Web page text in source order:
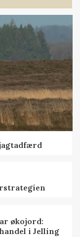
økojord:
i Jelling